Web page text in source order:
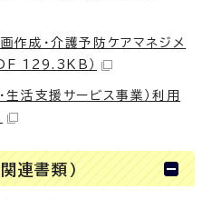
作成・介護予防ケアマネジメ
129.3KB）
活支援サービス事業）利用
連書類）